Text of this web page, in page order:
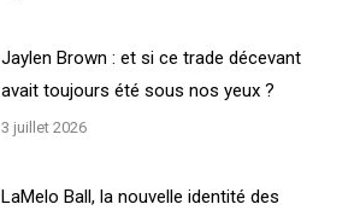
Jaylen Brown : et si ce trade décevant
avait toujours été sous nos yeux ?
3 juillet 2026
LaMelo Ball, la nouvelle identité des